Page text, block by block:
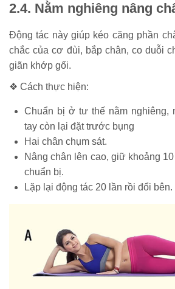
2.4. Nằm nghiêng nâng
Động tác này giúp kéo căng phần
chắc của cơ đùi, bắp chân, co duỗi
giãn khớp gối.
❖ Cách thực hiện:
Chuẩn bị ở tư thế nằm nghiêng,
tay còn lại đặt trước bụng
Hai chân chụm sát.
Nâng chân lên cao, giữ khoảng
chuẩn bị.
Lặp lại động tác 20 lần rồi đổi bên.